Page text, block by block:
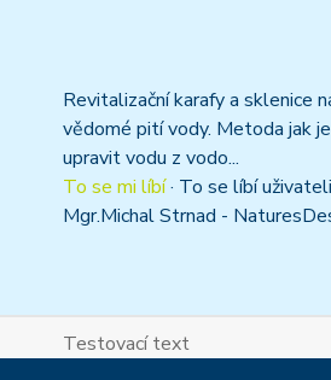
Revitalizační karafy a sklenice
vědomé pití vody. Metoda jak
upravit vodu z vodo...
To se mi líbí· To se líbí uživateli
Mgr.Michal Strnad -
Testovací text